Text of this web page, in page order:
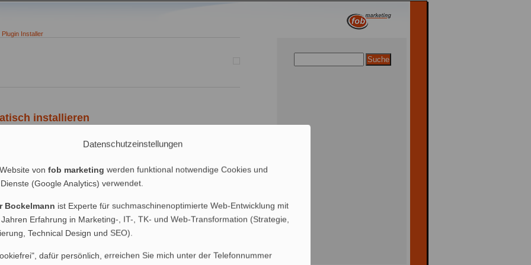
Installer
installieren
Installation kann man nun sogar WordPress-Erweiterungen
testen und gegebenenfalls wieder deinstallieren. Das Installer-
der Plugin-Entwickler voraus, mit denen es auch möglich ist,
das gewünschte Plugin dann nicht mehr zu suchen, zu
[…]
| 3 Kommentare
Datenschutzeinstellungen
von fob marketing werden funktional notwendige Cookies und
(Google Analytics) verwendet.
Bockelmann ist Experte für suchmaschinenoptimierte Web-Entwicklung mit
Erfahrung in Marketing-, IT-, TK- und Web-Transformation (Strategie,
Technical Design und SEO).
dafür persönlich, erreichen Sie mich unter der Telefonnummer